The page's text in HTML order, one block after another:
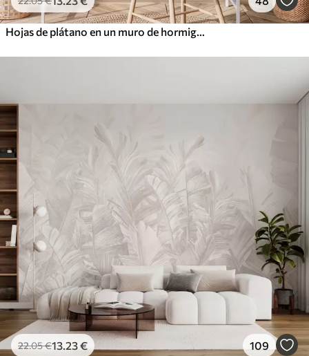
22.05€13 .23€ 109